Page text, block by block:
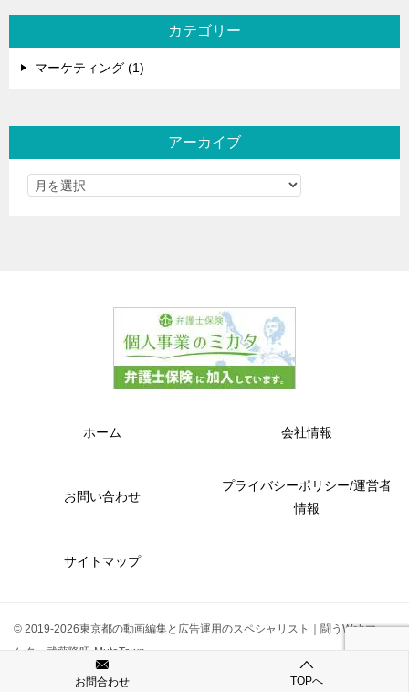
カテゴリー
マーケティング (1)
アーカイブ
ホーム 会社情報
お問い合わせ
プライバシーポリシー/運営者
情報
サイトマップ
© 2019-2026東京都の動画編集と広告運用のスペシャリスト｜闘うWebマー
ケター武藤隆昭-MutoTown
お問合わせ TOPへ